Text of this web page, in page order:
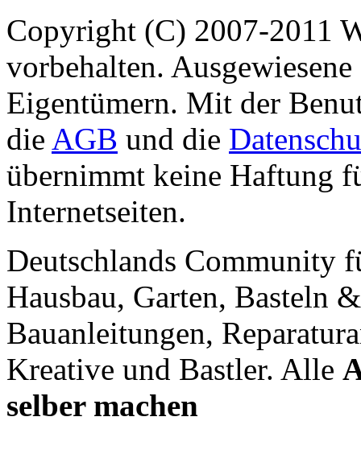
Copyright (C) 2007-2011
vorbehalten.
Eigentümern. Mit der
die AGB und die
übernimmt keine Haftung
Internetseiten.
Deutschlands Community
Hausbau, Garten, Basteln
Bauanleitungen,
Kreative und Bastler. Alle
selber machen